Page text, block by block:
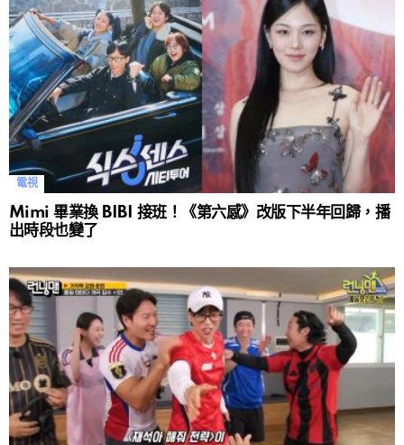
電視
Mimi 畢業換 BIBI 接班！《第六感》改版下半年回歸，播
出時段也變了